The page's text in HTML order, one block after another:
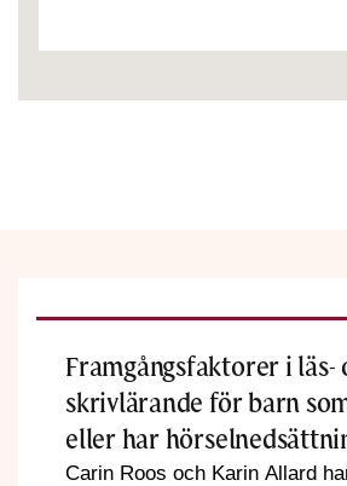
Framgångsfaktorer i läs-
skrivlärande för barn
eller har
Carin Roos och Karin Allard